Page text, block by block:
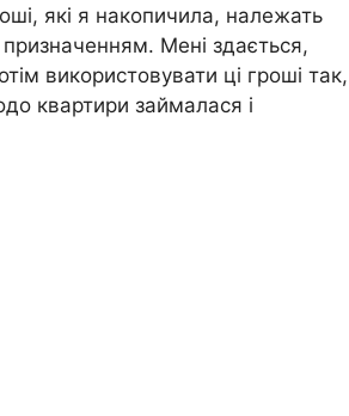
які я накопичила, належать
Мені здається,
використовувати ці гроші так,
квартири займалася і